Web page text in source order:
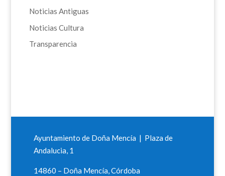
Noticias Antiguas
Noticias Cultura
Transparencia
Ayuntamiento de Doña Mencía | Plaza de
Andalucia, 1
14860 – Doña Mencía, Córdoba